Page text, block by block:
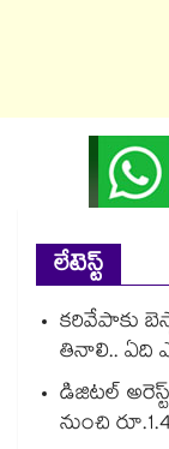
లేటెస్ట్
కరివేపాకు
తినాలి.. ఏది
డిజిటల్
నుంచి